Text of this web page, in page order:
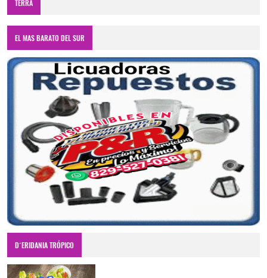
TERRA
EL MAS BARATO DEL SUR
D´ERIDANIA TRÓPICO